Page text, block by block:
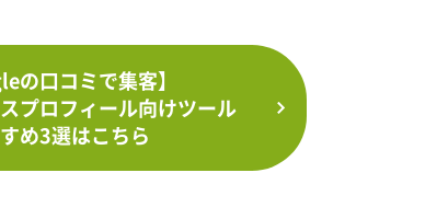
の口コミで集客】
プロフィール向けツール
め3選はこちら